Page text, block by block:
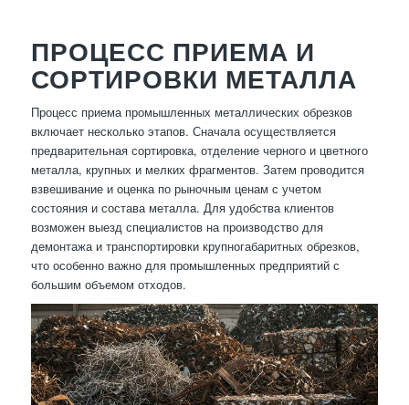
ПРОЦЕСС ПРИЕМА И
СОРТИРОВКИ МЕТАЛЛА
Процесс приема промышленных металлических обрезков
включает несколько этапов. Сначала осуществляется
предварительная сортировка, отделение черного и цветного
металла, крупных и мелких фрагментов. Затем проводится
взвешивание и оценка по рыночным ценам с учетом
состояния и состава металла. Для удобства клиентов
возможен выезд специалистов на производство для
демонтажа и транспортировки крупногабаритных обрезков,
что особенно важно для промышленных предприятий с
большим объемом отходов.